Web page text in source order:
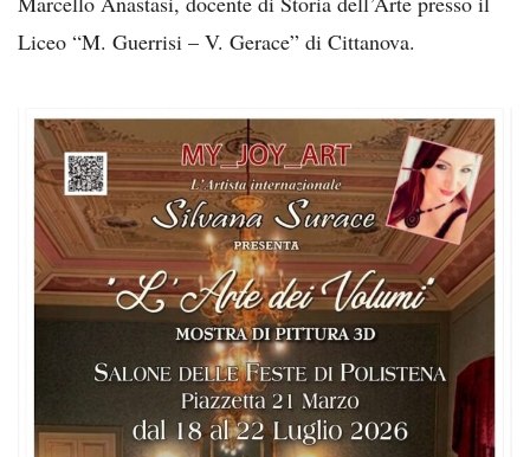
Liceo “M. Guerrisi – V. Gerace” di Cittanova.